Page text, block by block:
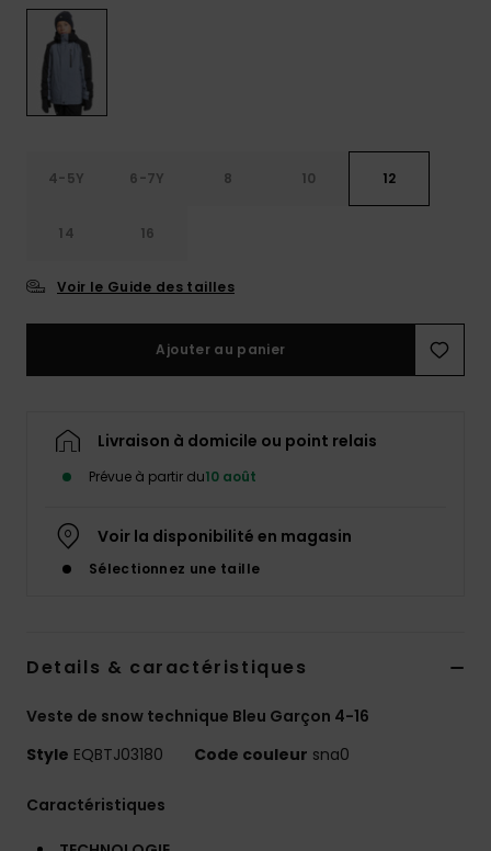
4-5Y 6-7Y 8 10 12
14 16
Voir le Guide des tailles
Ajouter au panier
Livraison à domicile ou point relais
Prévue à partir du10 août
Voir la disponibilité en magasin
Sélectionnez une taille
Details & caractéristiques
Veste de snow technique Bleu Garçon 4-16
Style EQBTJ03180 Code couleur sna0
Caractéristiques